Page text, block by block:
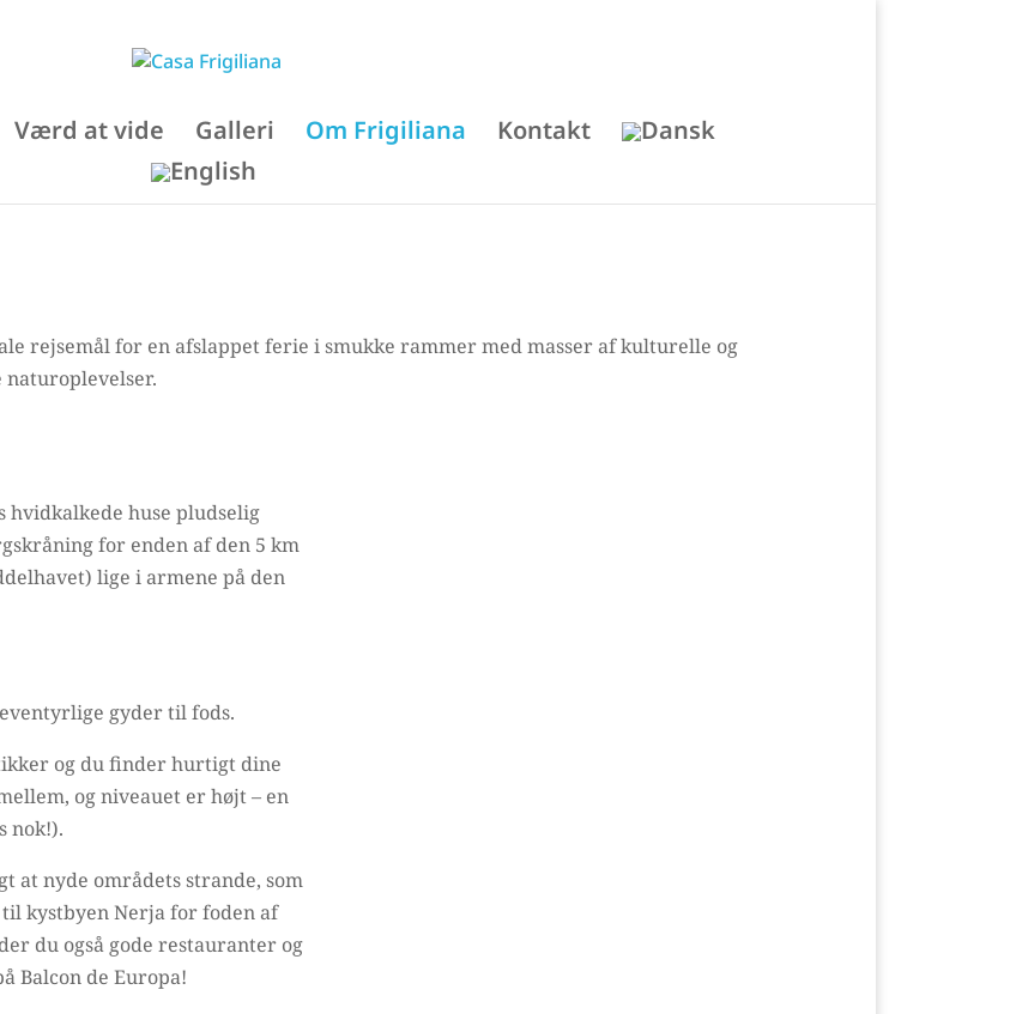
Værd at vide Galleri Om Frigiliana Kontakt
rejsemål for en afslappet ferie i smukke rammer med masser af kulturelle og
hvidkalkede huse pludselig
for enden af den 5 km
lige i armene på den
gyder til fods.
og du finder hurtigt dine
og niveauet er højt – en
nok!).
at nyde områdets strande, som
til kystbyen Nerja for foden af
du også gode restauranter og
Balcon de Europa!